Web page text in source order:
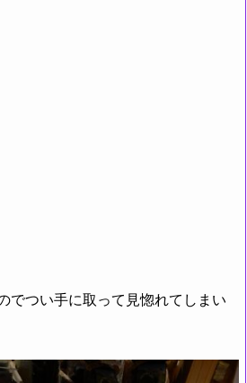
でつい手に取って見惚れてしまい